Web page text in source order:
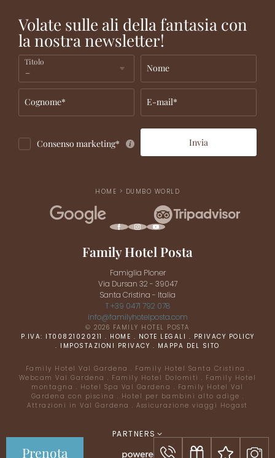
Tutto per i vostri
bambini
Prenota
Volate sulle ali della fantasia con
la nostra newsletter!
Titolo
Nome
Cognome* E-mail*
Consenso marketing* Invia
HOME > DUMBO WORLD
Family Hotel Posta
Famiglia Ploner
Via Dursan 32 - 39047
Santa Cristina - Italia
T +39 0471 792 078
info@familyhotelposta.com
© 2026 FAMILY HOTEL POSTA
P.IVA: IT00821020211 . HOME . NOTE LEGALI . PRIVACY POLICY
. IMPOSTAZIONI PRIVACY . MAPPA DEL SITO
Family Hotel Val Gardena . Family Hotel Santa Cristina .
Webcam Val Gardena. Family Hotel Dolomiti. Family Hotel
montagna . Hotel Spa Val Gardena . Family Hotel Val
Gardena con piscina . Hotel per bambini alto adige .
Attrazioni in Val Gardena.Assicurazione viaggi Hogast
PARTNERS